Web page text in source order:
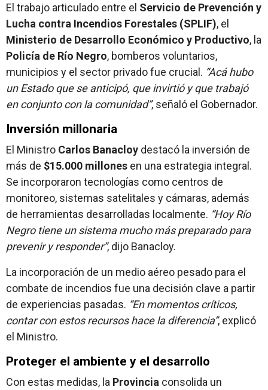
El trabajo articulado entre el Servicio de Prevención y
Lucha contra Incendios Forestales (SPLIF), el
Ministerio de Desarrollo Económico y Productivo, la
Policía de Río Negro, bomberos voluntarios,
municipios y el sector privado fue crucial. “Acá hubo
un Estado que se anticipó, que invirtió y que trabajó
en conjunto con la comunidad”, señaló el Gobernador.
Inversión millonaria
El Ministro Carlos Banacloy destacó la inversión de
más de $15.000 millones en una estrategia integral.
Se incorporaron tecnologías como centros de
monitoreo, sistemas satelitales y cámaras, además
de herramientas desarrolladas localmente. “Hoy Río
Negro tiene un sistema mucho más preparado para
prevenir y responder”, dijo Banacloy.
La incorporación de un medio aéreo pesado para el
combate de incendios fue una decisión clave a partir
de experiencias pasadas. “En momentos críticos,
contar con estos recursos hace la diferencia”, explicó
el Ministro.
Proteger el ambiente y el desarrollo
Con estas medidas, la Provincia consolida un